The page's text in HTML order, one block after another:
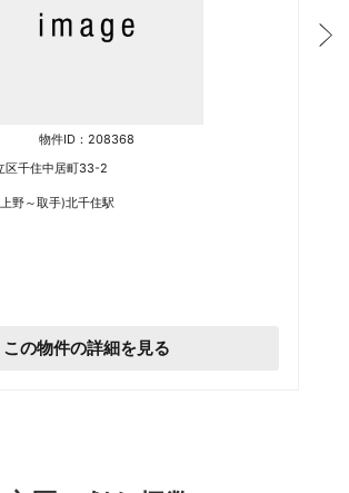
物件ID：208368
区千住中居町33-2
野～取手)北千住駅
この物件の詳細を見る